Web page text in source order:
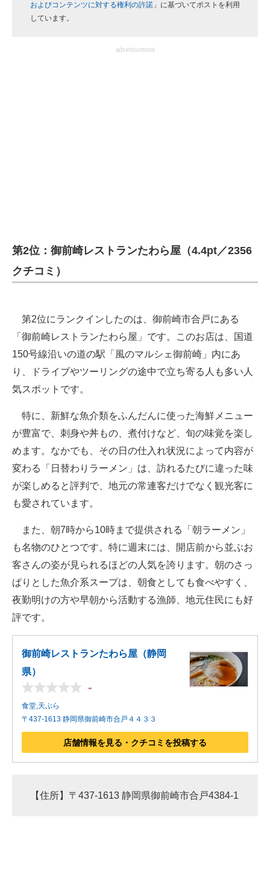
およびコンテンツに対する権利の許諾 」に基づいてポストを利用
しています。
advertisement
第2位：御前崎レストランたわら屋（4.4pt／2356
クチコミ）
第2位にランクインしたのは、御前崎市合戸にある
「御前崎レストランたわら屋」です。このお店は、国道
150号線沿いの道の駅「風のマルシェ御前崎」内にあ
り、ドライブやツーリングの途中で立ち寄る人も多い人
気スポットです。
特に、新鮮な魚介類をふんだんに使った海鮮メニュー
が豊富で、刺身や丼もの、煮付けなど、旬の味覚を楽し
めます。なかでも、その日の仕入れ状況によって内容が
変わる「日替わりラーメン」は、訪れるたびに違った味
が楽しめると評判で、地元の常連客だけでなく観光客に
も愛されています。
また、朝7時から10時まで提供される「朝ラーメン」
も名物のひとつです。特に週末には、開店前から並ぶお
客さんの姿が見られるほどの人気を誇ります。朝のさっ
ぱりとした魚介系スープは、朝食としても食べやすく、
夜勤明けの方や早朝から活動する漁師、地元住民にも好
評です。
御前崎レストランたわら屋（静岡
県）
-
食堂,天ぷら
〒437-1613 静岡県御前崎市合戸４４３３
店舗情報を見る・クチコミを投稿する
【住所】〒437-1613 静岡県御前崎市合戸4384-1